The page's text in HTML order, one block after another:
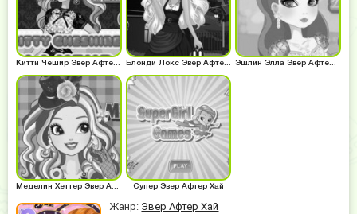
Жанр: Эвер Афтер Хай
Китти Чешир Эвер Афтер Хай Блонди Локс Эвер Афтер Хай Эшлин Элла Эвер Афтер Хай
Супер Эвер Афтер Хай